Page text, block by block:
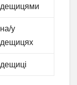
дещицями
на/у
дещицях
дещиці